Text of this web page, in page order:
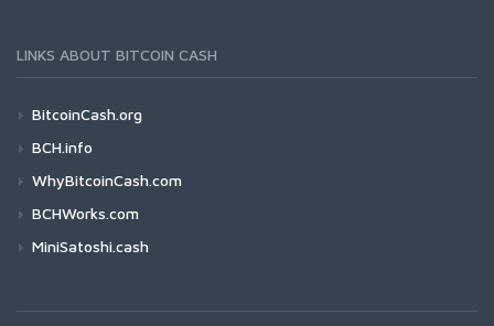
LINKS ABOUT BITCOIN CASH
BitcoinCash.org
BCH.info
WhyBitcoinCash.com
BCHWorks.com
MiniSatoshi.cash